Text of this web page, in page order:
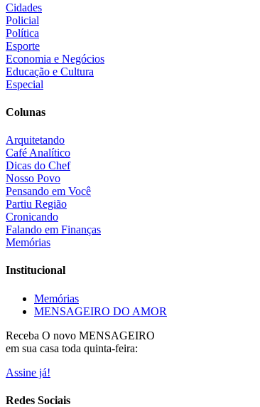
Cidades
Policial
Política
Esporte
Economia e Negócios
Educação e Cultura
Especial
Colunas
Arquitetando
Café Analítico
Dicas do Chef
Nosso Povo
Pensando em Você
Partiu Região
Cronicando
Falando em Finanças
Memórias
Institucional
Memórias
MENSAGEIRO DO AMOR
Receba O novo MENSAGEIRO
em sua casa toda quinta-feira:
Assine já!
Redes Sociais